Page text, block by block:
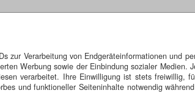
zur Verarbeitung von Endgeräteinformationen und
Werbung sowie der Einbindung sozialer
verarbeitet. Ihre Einwilligung ist stets
und funktioneller Seiteninhalte notwendig